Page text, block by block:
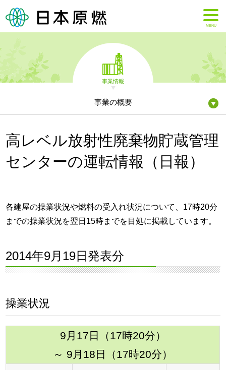
MENU
事業情報
事業の概要
高レベル放射性廃棄物貯蔵管理
センターの運転情報（日報）
各建屋の操業状況や燃料の受入れ状況について、17時20分
までの操業状況を翌日15時までを目処に掲載しています。
2014年9月19日発表分
操業状況
9月17日（17時20分）
～ 9月18日（17時20分）